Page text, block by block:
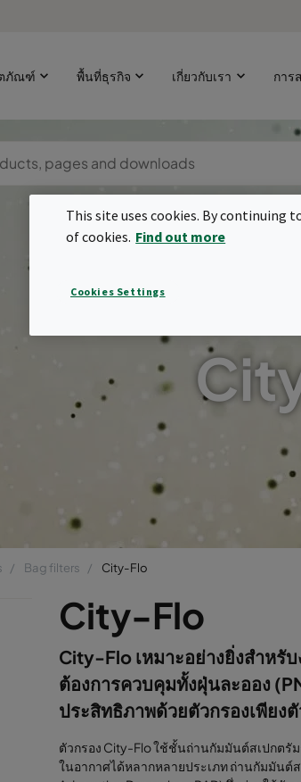
ภัณฑ์ พื้นที่ธุรกิจ เกี่ยวกับเรา การ
Bag filters City-Flo
City-Flo
City-Flo เหมาะอย่างยิ่งสำหรั
ต้องการควบคุมทั้งฝุ่นละออง
ประสิทธิภาพด้วยตัวกรองเพียงตั
ตัวกรอง City-Flo ใช้ชั้นถ่านกัมมันต์สเปกตรั
ในอากาศได้หลากหลายประเภท ถ่านกัมมันต์
This site uses cookies. By continuing
of cookies. Find out more
Cookies Settings